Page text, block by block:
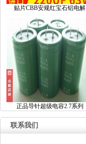
贴片CBB安规红宝石铝电解
正品导针超级电容2.7系列
联系我们